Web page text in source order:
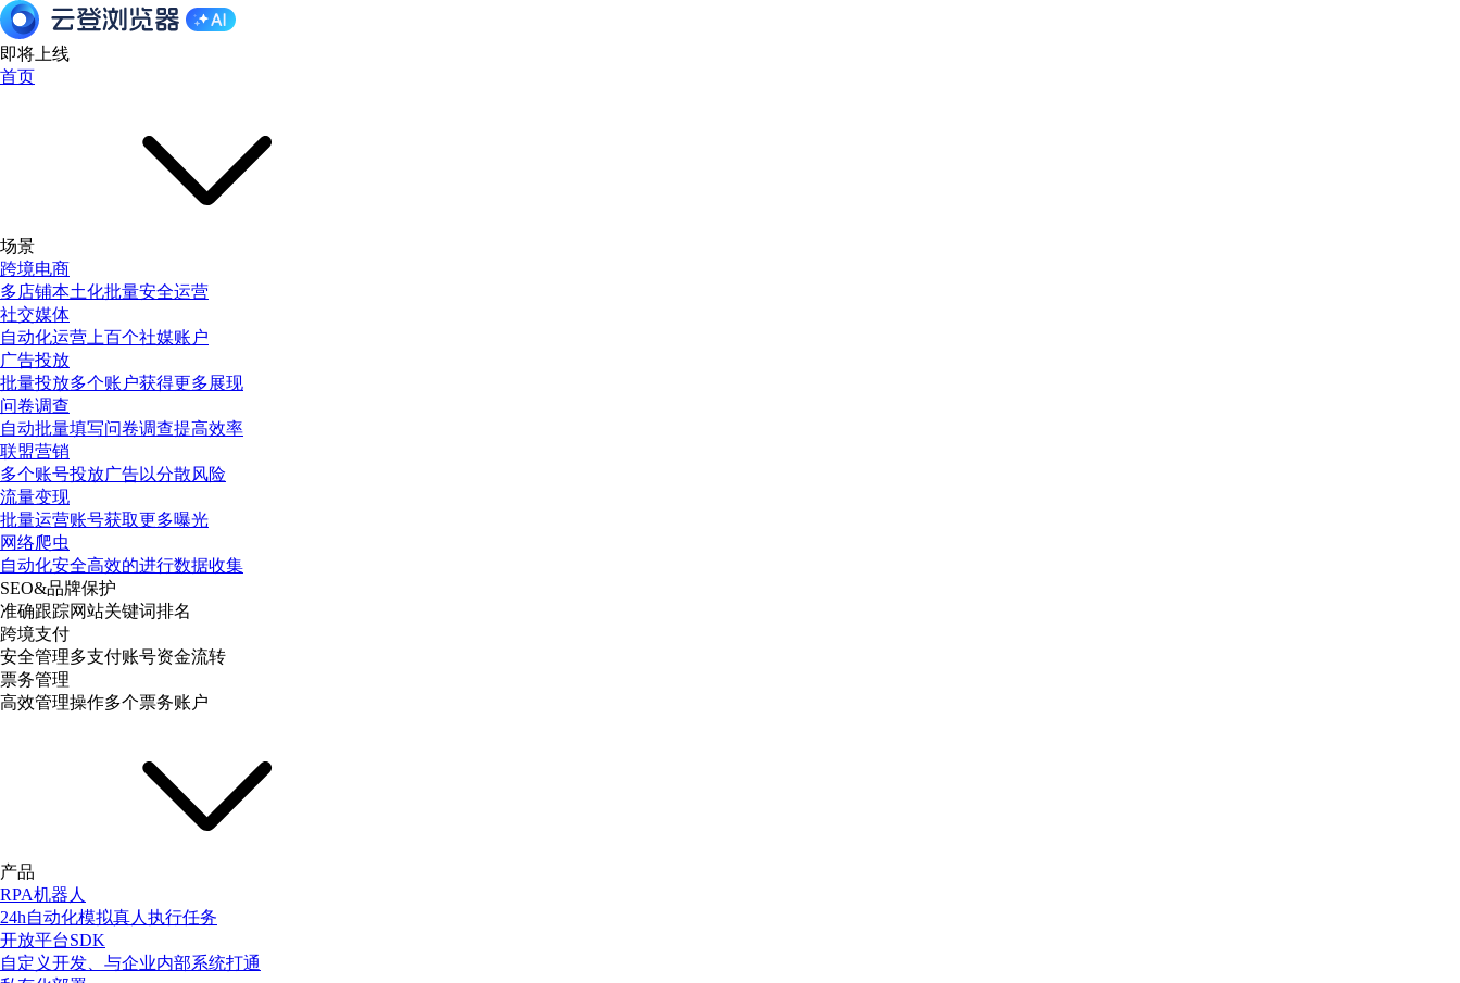
即将上线
首页
场景
跨境电商
多店铺本土化批量安全运营
社交媒体
自动化运营上百个社媒账户
广告投放
批量投放多个账户获得更多展现
问卷调查
自动批量填写问卷调查提高效率
联盟营销
多个账号投放广告以分散风险
流量变现
批量运营账号获取更多曝光
网络爬虫
自动化安全高效的进行数据收集
SEO&品牌保护
准确跟踪网站关键词排名
跨境支付
安全管理多支付账号资金流转
票务管理
高效管理操作多个票务账户
产品
RPA机器人
24h自动化模拟真人执行任务
开放平台SDK
自定义开发、与企业内部系统打通